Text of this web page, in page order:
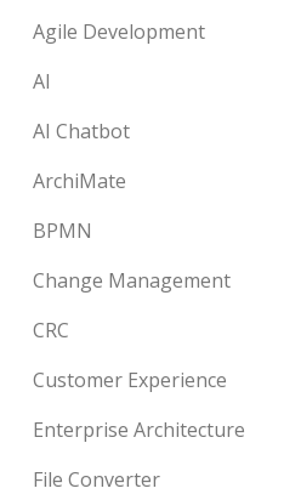
Agile Development
AI
AI Chatbot
ArchiMate
BPMN
Change Management
CRC
Customer Experience
Enterprise Architecture
File Converter